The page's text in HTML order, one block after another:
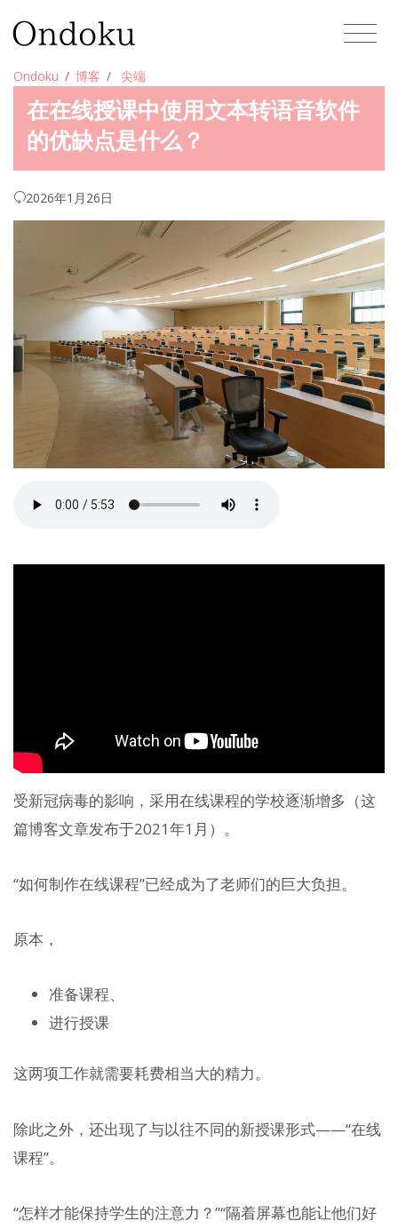
Ondoku 博客 尖端
在在线授课中使用文本转语音软件
的优缺点是什么？
2026年1月26日
受新冠病毒的影响，采用在线课程的学校逐渐增多（这
篇博客文章发布于2021年1月）。
“如何制作在线课程”已经成为了老师们的巨大负担。
原本，
准备课程、
进行授课
这两项工作就需要耗费相当大的精力。
除此之外，还出现了与以往不同的新授课形式——“在线
课程”。
“怎样才能保持学生的注意力？”“隔着屏幕也能让他们好